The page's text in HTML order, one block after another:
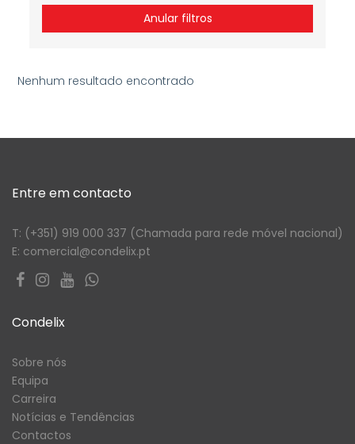
Anular filtros
Nenhum resultado encontrado
Entre em contacto
T: (+351) 919 000 337 (Chamada para rede móvel nacional)
E: comercial@condelix.pt
Condelix
Sobre nós
Equipa
Carreira
Notícias e Tendências
Contactos